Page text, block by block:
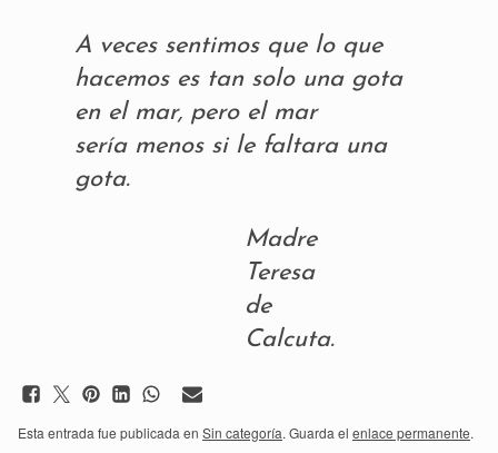
A veces sentimos que lo que
hacemos es tan solo una gota
en el mar, pero el mar
sería menos si le faltara una
gota.
Madre
Teresa
de
Calcuta.
Esta entrada fue publicada en Sin categoría. Guarda el enlace permanente.